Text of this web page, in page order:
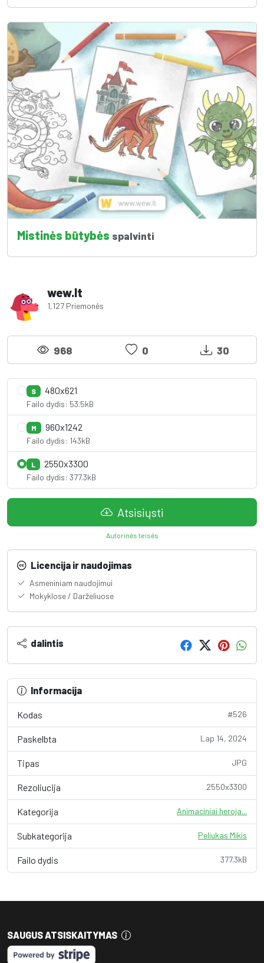
Mistinės būtybės spalvinti
wew.lt
1,127 Priemonės
968 0 30
S 480x621
Failo dydis: 53.5kB
M 960x1242
Failo dydis: 143kB
L 2550x3300
Failo dydis: 377.3kB
Atsisiųsti
Autorinės teisės
Licencija ir naudojimas
Asmeniniam naudojimui
Mokyklose / Darželiuose
dalintis
Informacija
Kodas #526
Paskelbta Lap 14, 2024
Tipas JPG
Rezoliucija 2550x3300
Kategorija Animaciniai heroja...
Subkategorija Peliukas Mikis
Failo dydis 377.3kB
SAUGUS ATSISKAITYMAS